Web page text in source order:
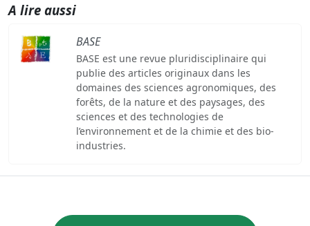
A lire aussi
BASE
BASE est une revue pluridisciplinaire qui
publie des articles originaux dans les
domaines des sciences agronomiques, des
forêts, de la nature et des paysages, des
sciences et des technologies de
l’environnement et de la chimie et des bio-
industries.